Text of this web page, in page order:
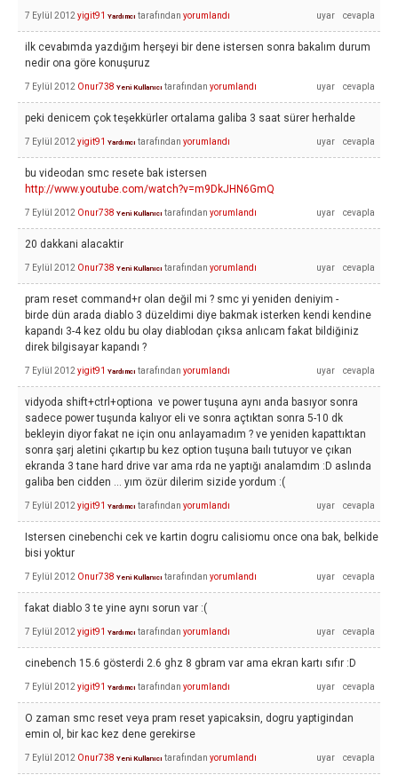
7 Eylül 2012yigit91 Yardımcı tarafından yorumlandı
ilk cevabımda yazdığım herşeyi bir dene istersen sonra bakalım durum
nedir ona göre konuşuruz
7 Eylül 2012 Onur738 Yeni Kullanıcı tarafından yorumlandı
peki denicem çok teşekkürler ortalama galiba 3 saat sürer herhalde
7 Eylül 2012yigit91 Yardımcı tarafından yorumlandı
bu videodan smc resete bak istersen
http://www.youtube.com/watch?v=m9DkJHN6GmQ
7 Eylül 2012 Onur738 Yeni Kullanıcı tarafından yorumlandı
20 dakkani alacaktir
7 Eylül 2012 Onur738 Yeni Kullanıcı tarafından yorumlandı
pram reset command+r olan değil mi ? smc yi yeniden deniyim -
birde dün arada diablo 3 düzeldimi diye bakmak isterken kendi kendine
kapandı 3-4 kez oldu bu olay diablodan çıksa anlıcam fakat bildiğiniz
direk bilgisayar kapandı ?
7 Eylül 2012yigit91 Yardımcı tarafından yorumlandı
vidyoda shift+ctrl+optiona ve power tuşuna aynı anda basıyor sonra
sadece power tuşunda kalıyor eli ve sonra açtıktan sonra 5-10 dk
bekleyin diyor fakat ne için onu anlayamadım ? ve yeniden kapattıktan
sonra şarj aletini çıkartıp bu kez option tuşuna baılı tutuyor ve çıkan
ekranda 3 tane hard drive var ama rda ne yaptığı analamdım :D aslında
galiba ben cidden ... yım özür dilerim sizide yordum :(
7 Eylül 2012yigit91 Yardımcı tarafından yorumlandı
Istersen cinebenchi cek ve kartin dogru calisiomu once ona bak, belkide
bisi yoktur
7 Eylül 2012 Onur738 Yeni Kullanıcı tarafından yorumlandı
fakat diablo 3 te yine aynı sorun var :(
7 Eylül 2012yigit91 Yardımcı tarafından yorumlandı
cinebench 15.6 gösterdi 2.6 ghz 8 gbram var ama ekran kartı sıfır :D
7 Eylül 2012yigit91 Yardımcı tarafından yorumlandı
O zaman smc reset veya pram reset yapicaksin, dogru yaptigindan
emin ol, bir kac kez dene gerekirse
7 Eylül 2012 Onur738 Yeni Kullanıcı tarafından yorumlandı